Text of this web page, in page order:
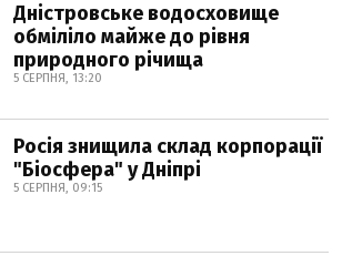
Дністровське водосховище
обміліло майже до рівня
природного річища
5 СЕРПНЯ, 13:20
Росія знищила склад корпорації
"Біосфера" у Дніпрі
5 СЕРПНЯ, 09:15